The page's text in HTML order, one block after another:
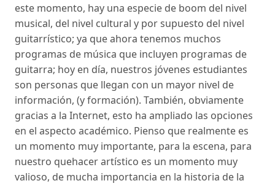
este momento, hay una especie de boom del nivel
musical, del nivel cultural y por supuesto del nivel
guitarrístico; ya que ahora tenemos muchos
programas de música que incluyen programas de
guitarra; hoy en día, nuestros jóvenes estudiantes
son personas que llegan con un mayor nivel de
información, (y formación). También, obviamente
gracias a la Internet, esto ha ampliado las opciones
en el aspecto académico. Pienso que realmente es
un momento muy importante, para la escena, para
nuestro quehacer artístico es un momento muy
valioso, de mucha importancia en la historia de la